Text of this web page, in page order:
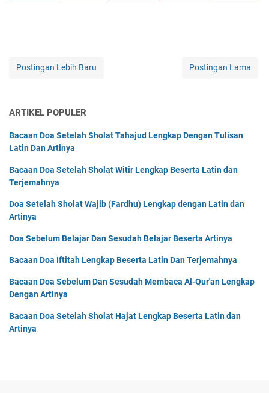
Postingan Lebih Baru Postingan Lama
ARTIKEL POPULER
Bacaan Doa Setelah Sholat Tahajud Lengkap Dengan Tulisan
Latin Dan Artinya
Bacaan Doa Setelah Sholat Witir Lengkap Beserta Latin dan
Terjemahnya
Doa Setelah Sholat Wajib (Fardhu) Lengkap dengan Latin dan
Artinya
Doa Sebelum Belajar Dan Sesudah Belajar Beserta Artinya
Bacaan Doa Iftitah Lengkap Beserta Latin Dan Terjemahnya
Bacaan Doa Sebelum Dan Sesudah Membaca Al-Qur'an Lengkap
Dengan Artinya
Bacaan Doa Setelah Sholat Hajat Lengkap Beserta Latin dan
Artinya